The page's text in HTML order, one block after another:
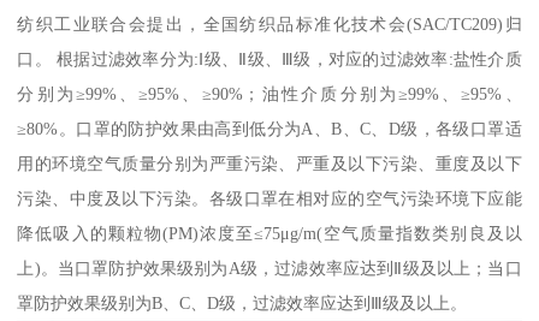
纺织工业联合会提出，全国纺织品标准化技术会(SAC/TC209)归
口。 根据过滤效率分为:Ⅰ级、Ⅱ级、Ⅲ级，对应的过滤效率:盐性介质
分别为≥99%、≥95%、≥90%；油性介质分别为≥99%、≥95%、
≥80%。口罩的防护效果由高到低分为A、B、C、D级，各级口罩适
用的环境空气质量分别为严重污染、严重及以下污染、重度及以下
污染、中度及以下污染。各级口罩在相对应的空气污染环境下应能
降低吸入的颗粒物(PM)浓度至≤75μg/m(空气质量指数类别良及以
上)。当口罩防护效果级别为A级，过滤效率应达到Ⅱ级及以上；当口
罩防护效果级别为B、C、D级，过滤效率应达到Ⅲ级及以上。